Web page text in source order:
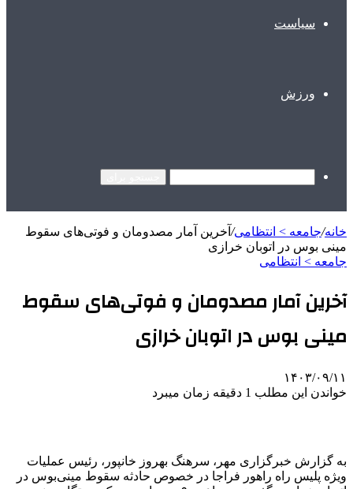
سیاست
ورزش
خانه/جامعه > انتظامی/ آخرین آمار مصدومان و فوتی‌های سقوط
مینی بوس در اتوبان خرازی
جامعه > انتظامی
آخرین آمار مصدومان و فوتی‌های سقوط
مینی بوس در اتوبان خرازی
۱۴۰۳/۰۹/۱۱
خواندن این مطلب 1 دقیقه زمان میبرد
به گزارش خبرگزاری مهر، سرهنگ بهروز خانپور، رئیس عملیات
ویژه پلیس راه راهور فراجا در خصوص حادثه سقوط مینی‌بوس در